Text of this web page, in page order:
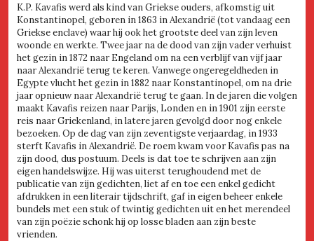
K.P. Kavafis werd als kind van Griekse ouders, afkomstig uit
Konstantinopel, geboren in 1863 in Alexandrië (tot vandaag een
Griekse enclave) waar hij ook het grootste deel van zijn leven
woonde en werkte. Twee jaar na de dood van zijn vader verhuist
het gezin in 1872 naar Engeland om na een verblijf van vijf jaar
naar Alexandrië terug te keren. Vanwege ongeregeldheden in
Egypte vlucht het gezin in 1882 naar Konstantinopel, om na drie
jaar opnieuw naar Alexandrië terug te gaan. In de jaren die volgen
maakt Kavafis reizen naar Parijs, Londen en in 1901 zijn eerste
reis naar Griekenland, in latere jaren gevolgd door nog enkele
bezoeken. Op de dag van zijn zeventigste verjaardag, in 1933
sterft Kavafis in Alexandrië. De roem kwam voor Kavafis pas na
zijn dood, dus postuum. Deels is dat toe te schrijven aan zijn
eigen handelswijze. Hij was uiterst terughoudend met de
publicatie van zijn gedichten, liet af en toe een enkel gedicht
afdrukken in een literair tijdschrift, gaf in eigen beheer enkele
bundels met een stuk of twintig gedichten uit en het merendeel
van zijn poëzie schonk hij op losse bladen aan zijn beste
vrienden.